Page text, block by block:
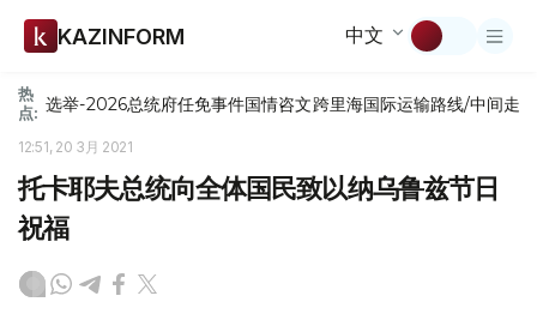
KAZINFORM 中文
热
点: 选举-2026总统府任免事件国情咨文跨里海国际运输路线/中间走廊
12:51, 20 3月 2021
托卡耶夫总统向全体国民致以纳乌鲁兹节日
祝福